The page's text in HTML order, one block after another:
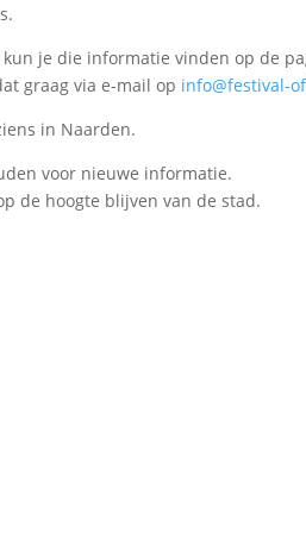
je die informatie vinden op de
graag via e-mail op info@festival-
in Naarden.
voor nieuwe informatie.
de hoogte blijven van de stad.